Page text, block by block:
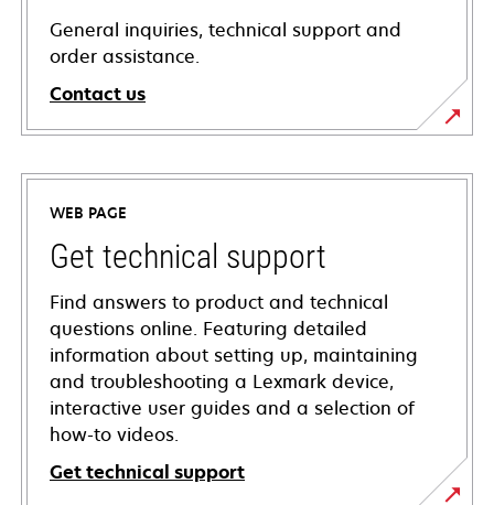
General inquiries, technical support and
order assistance.
Contact us
WEB PAGE
Get technical support
Find answers to product and technical
questions online. Featuring detailed
information about setting up, maintaining
and troubleshooting a Lexmark device,
interactive user guides and a selection of
how-to videos.
Get technical support